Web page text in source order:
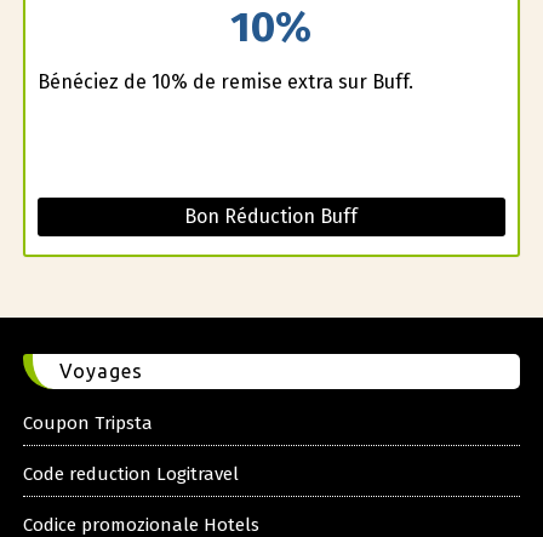
10%
Bénéficiez de 10% de remise extra sur Buff.
Bon Réduction Buff
Voyages
Coupon Tripsta
Code reduction Logitravel
Codice promozionale Hotels